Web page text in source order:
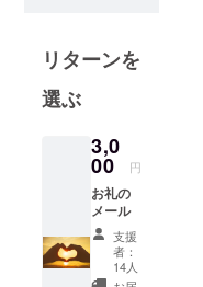
図り、
CFS（慢性
疲労症候
群）患者の
生活の安定
と向上に寄
与すること
を目的とす
る非営利団
体です。
リターンを
選ぶ
3,0
00 円
お礼の
メール
支援
者：
14人